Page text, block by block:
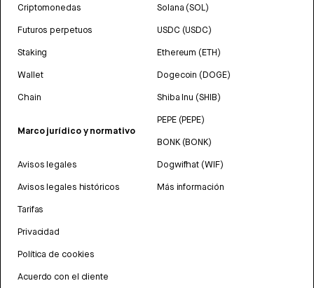
Criptomonedas
Futuros perpetuos
Staking
Wallet
Chain
Marco jurídico y normativo
Avisos legales
Avisos legales históricos
Tarifas
Privacidad
Política de cookies
Acuerdo con el cliente
Solana (SOL)
USDC (USDC)
Ethereum (ETH)
Dogecoin (DOGE)
Shiba Inu (SHIB)
PEPE (PEPE)
BONK (BONK)
Dogwifhat (WIF)
Más información